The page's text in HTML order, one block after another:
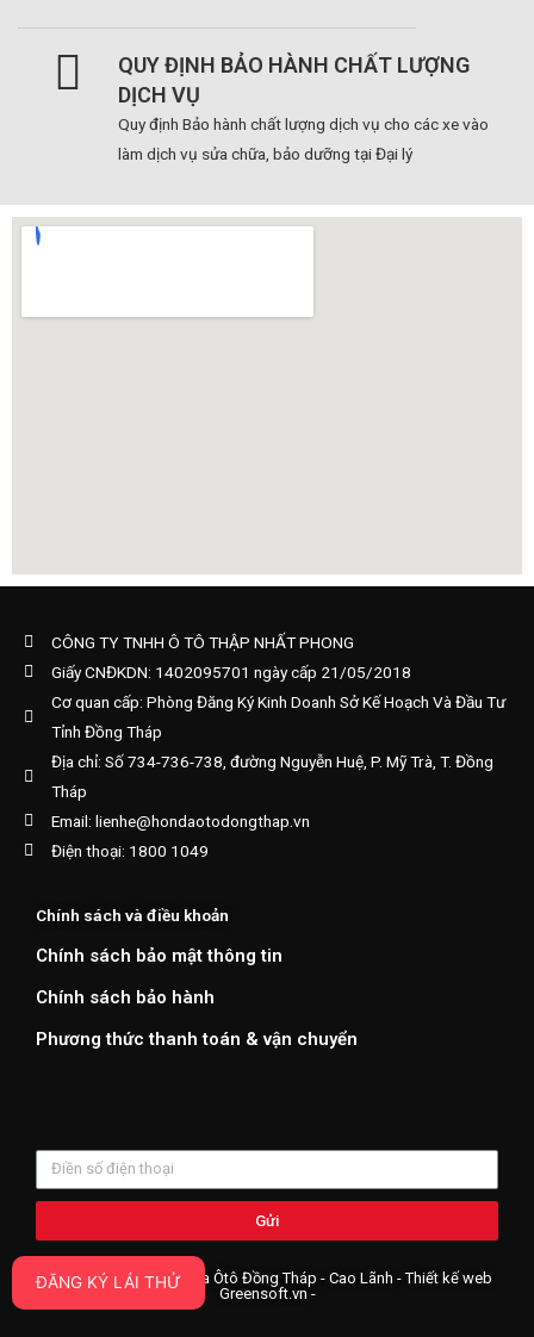
QUY ĐỊNH BẢO HÀNH CHẤT LƯỢNG
DỊCH VỤ
Quy định Bảo hành chất lượng dịch vụ cho các xe vào
làm dịch vụ sửa chữa, bảo dưỡng tại Đại lý
CÔNG TY TNHH Ô TÔ THẬP NHẤT PHONG
Giấy CNĐKDN: 1402095701 ngày cấp 21/05/2018
Cơ quan cấp: Phòng Đăng Ký Kinh Doanh Sở Kế Hoạch Và Đầu Tư
Tỉnh Đồng Tháp
Địa chỉ: Số 734-736-738, đường Nguyễn Huệ, P. Mỹ Trà, T. Đồng
Tháp
Email: lienhe@hondaotodongthap.vn
Điện thoại: 1800 1049
Chính sách và điều khoản
Chính sách bảo mật thông tin
Chính sách bảo hành
Phương thức thanh toán & vận chuyển
Gửi
Copyright ©2019 Honda Ôtô Đồng Tháp - Cao Lãnh - Thiết kế web
Greensoft.vn -
ĐĂNG KÝ LÁI THỬ